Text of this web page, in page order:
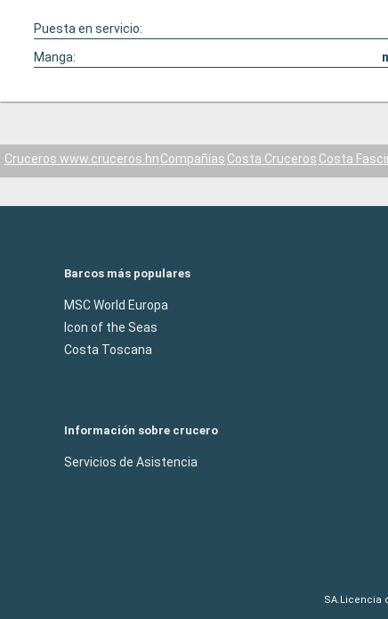
Puesta en servicio:
Manga:
Cruceros www.cruceros.hnCompañías Costa Cruceros Costa
Barcos más populares
MSC World Europa
Icon of the Seas
Costa Toscana
Información sobre crucero
Servicios de Asistencia
SA.Licencia